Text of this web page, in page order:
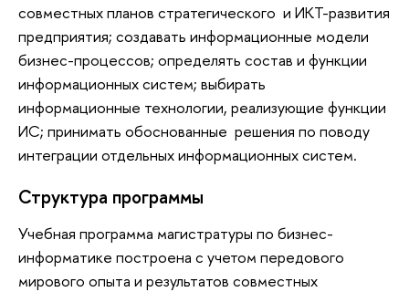
совместных планов стратегического и ИКТ-развития
предприятия; создавать информационные модели
бизнес-процессов; определять состав и функции
информационных систем; выбирать
информационные технологии, реализующие функции
ИС; принимать обоснованные решения по поводу
интеграции отдельных информационных систем.
Структура программы
Учебная программа магистратуры по бизнес-
информатике построена с учетом передового
мирового опыта и результатов совместных